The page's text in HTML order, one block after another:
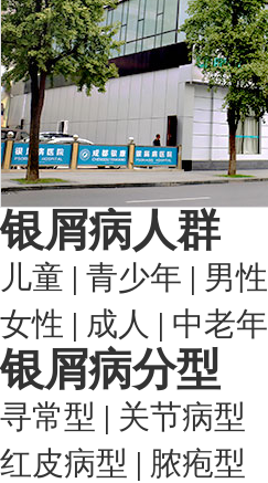
银屑病人群
儿童 | 青少年 | 男性
女性 | 成人 | 中老年
银屑病分型
寻常型 | 关节病型
红皮病型 | 脓疱型